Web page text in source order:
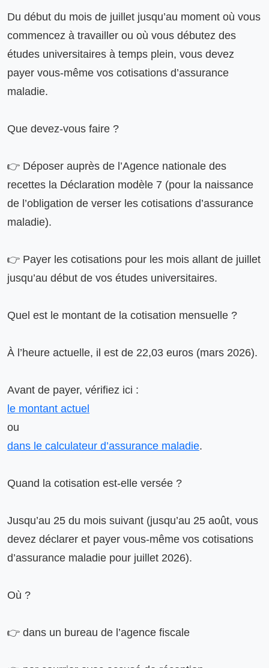
Du début du mois de juillet jusqu’au moment où vous
commencez à travailler ou où vous débutez des
études universitaires à temps plein, vous devez
payer vous-même vos cotisations d’assurance
maladie.
Que devez-vous faire ?
👉 Déposer auprès de l’Agence nationale des
recettes la Déclaration modèle 7 (pour la naissance
de l’obligation de verser les cotisations d’assurance
maladie).
👉 Payer les cotisations pour les mois allant de juillet
jusqu’au début de vos études universitaires.
Quel est le montant de la cotisation mensuelle ?
À l’heure actuelle, il est de 22,03 euros (mars 2026).
le montant actuel
dans le calculateur d’assurance maladie.
Quand la cotisation est-elle versée ?
Jusqu’au 25 du mois suivant (jusqu’au 25 août, vous
devez déclarer et payer vous-même vos cotisations
d’assurance maladie pour juillet 2026).
Où ?
👉 dans un bureau de l’agence fiscale